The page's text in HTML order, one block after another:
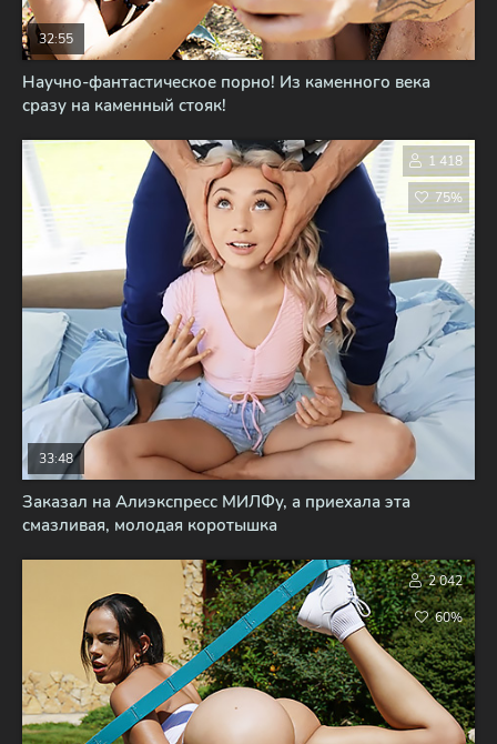
Научно-фантастическое порно! Из каменного века
сразу на каменный стояк!
32:55
Заказал на Алиэкспресс МИЛФу, а приехала эта
смазливая, молодая коротышка
33:48
1 418
75%
2 042
60%